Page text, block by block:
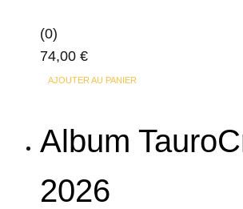
(0)
74,00 €
AJOUTER AU PANIER
Album
2026